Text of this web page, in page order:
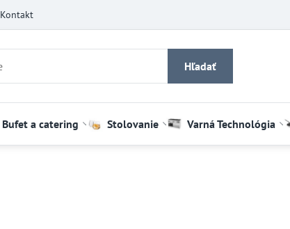
Kontakt
Hľadať
Bufet a catering Stolovanie Varná Technológia